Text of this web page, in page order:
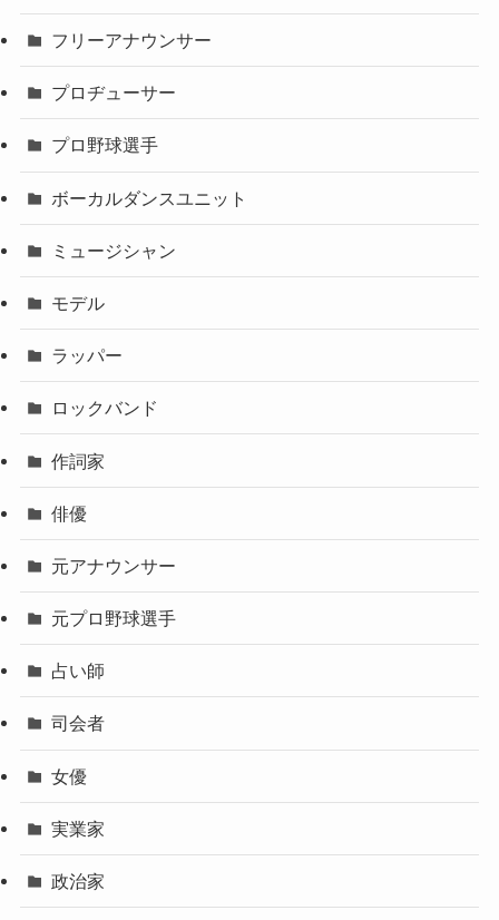
フリーアナウンサー
プロヂューサー
プロ野球選手
ボーカルダンスユニット
ミュージシャン
モデル
ラッパー
ロックバンド
作詞家
俳優
元アナウンサー
元プロ野球選手
占い師
司会者
女優
実業家
政治家